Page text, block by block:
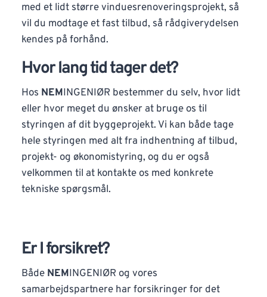
med et lidt større vinduesrenoveringsprojekt, så
vil du modtage et fast tilbud, så rådgiverydelsen
kendes på forhånd.
Hvor lang tid tager det?
Hos NEMINGENIØR bestemmer du selv, hvor lidt
eller hvor meget du ønsker at bruge os til
styringen af dit byggeprojekt. Vi kan både tage
hele styringen med alt fra indhentning af tilbud,
projekt- og økonomistyring, og du er også
velkommen til at kontakte os med konkrete
tekniske spørgsmål.
Er I forsikret?
Både NEMINGENIØR og vores
samarbejdspartnere har forsikringer for det